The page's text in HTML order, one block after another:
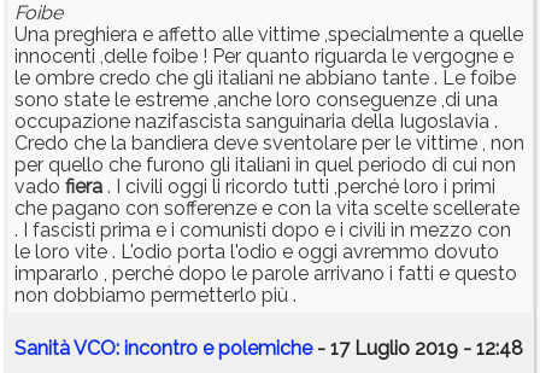
Foibe
Una preghiera e affetto alle vittime ,specialmente a quelle
innocenti ,delle foibe ! Per quanto riguarda le vergogne e
le ombre credo che gli italiani ne abbiano tante . Le foibe
sono state le estreme ,anche loro conseguenze ,di una
occupazione nazifascista sanguinaria della Iugoslavia .
Credo che la bandiera deve sventolare per le vittime , non
per quello che furono gli italiani in quel periodo di cui non
vado fiera . I civili oggi li ricordo tutti ,perché loro i primi
che pagano con sofferenze e con la vita scelte scellerate
. I fascisti prima e i comunisti dopo e i civili in mezzo con
le loro vite . L'odio porta l'odio e oggi avremmo dovuto
impararlo , perché dopo le parole arrivano i fatti e questo
non dobbiamo permetterlo più .
Sanità VCO: incontro e polemiche- 17 Luglio 2019 - 12:48